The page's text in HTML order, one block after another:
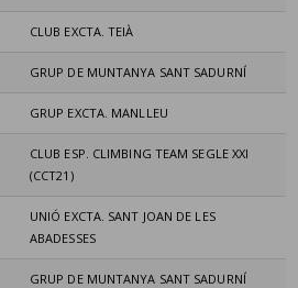
CLUB EXCTA. TEIÀ
GRUP DE MUNTANYA SANT SADURNÍ
GRUP EXCTA. MANLLEU
CLUB ESP. CLIMBING TEAM SEGLE XXI
(CCT21)
UNIÓ EXCTA. SANT JOAN DE LES
ABADESSES
GRUP DE MUNTANYA SANT SADURNÍ